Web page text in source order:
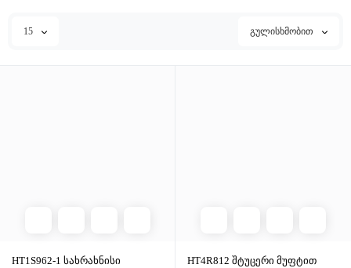
15 გულისხმობით
HT1S962-1 სახრახნისი
HT4R812 შტუცერი მუფტით